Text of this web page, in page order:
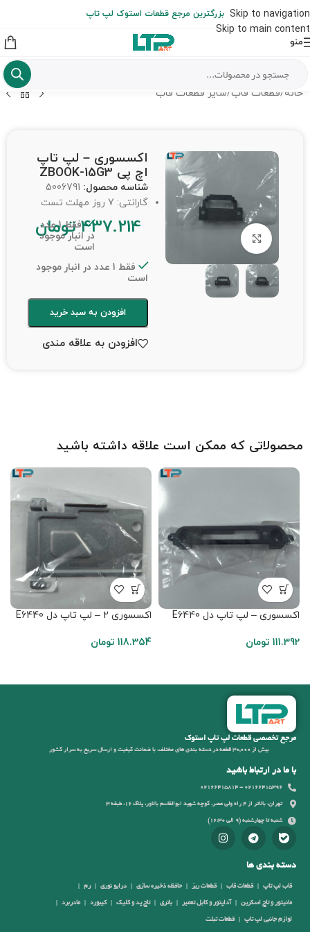
Skip to navigation
Skip to main content
از شهرستان به عهده مشتری است)
بزرگترین مرجع قطعات استوک لپ تاپ
منو
خانه /قطعات قاب/سایر قطعات قاب
برای بزرگنمایی کلیک کنید
اکسسوری – لپ تاپ
اچ پی ZBOOK-15G3
شناسه محصول: 5006791
گارانتی: 7 روز مهلت تست
437.214 تومان
فقط 1 عدد
در انبار موجود
است
فقط 1 عدد در انبار موجود
است
افزودن به سبد خرید
افزودن به علاقه مندی
محصولاتی که ممکن است علاقه داشته باشید
اکسسوری – لپ تاپ دل E6440
111.392 تومان
اکسسوری 2 – لپ تاپ دل E6440
118.354 تومان
مرجع تخصصی قطعات لپ تاپ استوک
بیش از 30,000 قطعه در دسته بندی های مختلف، با ضمانت کیفیت و ارسال سریع به سرار کشور
با ما در ارتباط باشید
02166415396 - 02166415814
تهران، بالاتر از 4 راه ولی عصر، کوچه شهید ابوالقاسم بالاور، پلاک 16، طبقه 3
شنبه تا چهارشنبه (9 الی 16:30)
دسته بندی ها
قاب لپ تاپ قطعات قاب قطعات ریز حافظه ذخیره سازی درایو نوری رم
مانیتور و تاچ اسکرین آداپتور و کابل تعمیر باتری تاچ پد و کلیک کیبورد مادربرد
لوازم جانبی لپ تاپ قطعات تبلت